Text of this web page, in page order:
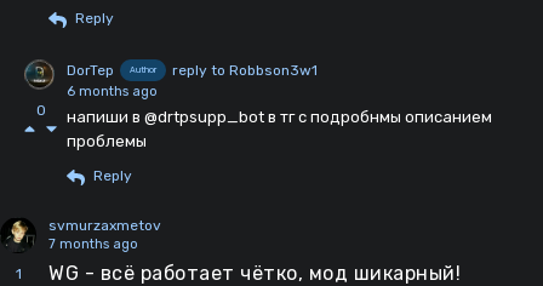
Reply
0
DorTep Author reply to Robbson3w1
6 months ago
напиши в @drtpsupp_bot в тг с подробнмы описанием
проблемы
Reply
1
svmurzaxmetov
7 months ago
WG - всё работает чётко, мод шикарный!